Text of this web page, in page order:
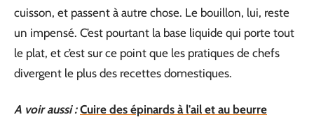
cuisson, et passent à autre chose. Le bouillon, lui, reste
un impensé. C’est pourtant la base liquide qui porte tout
le plat, et c’est sur ce point que les pratiques de chefs
divergent le plus des recettes domestiques.
A voir aussi : Cuire des épinards à l'ail et au beurre